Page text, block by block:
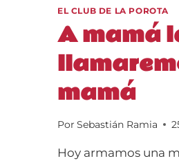
EL CLUB DE LA POROTA
A mamá
mamá
Por Sebastián Ramia
Hoy armamos una